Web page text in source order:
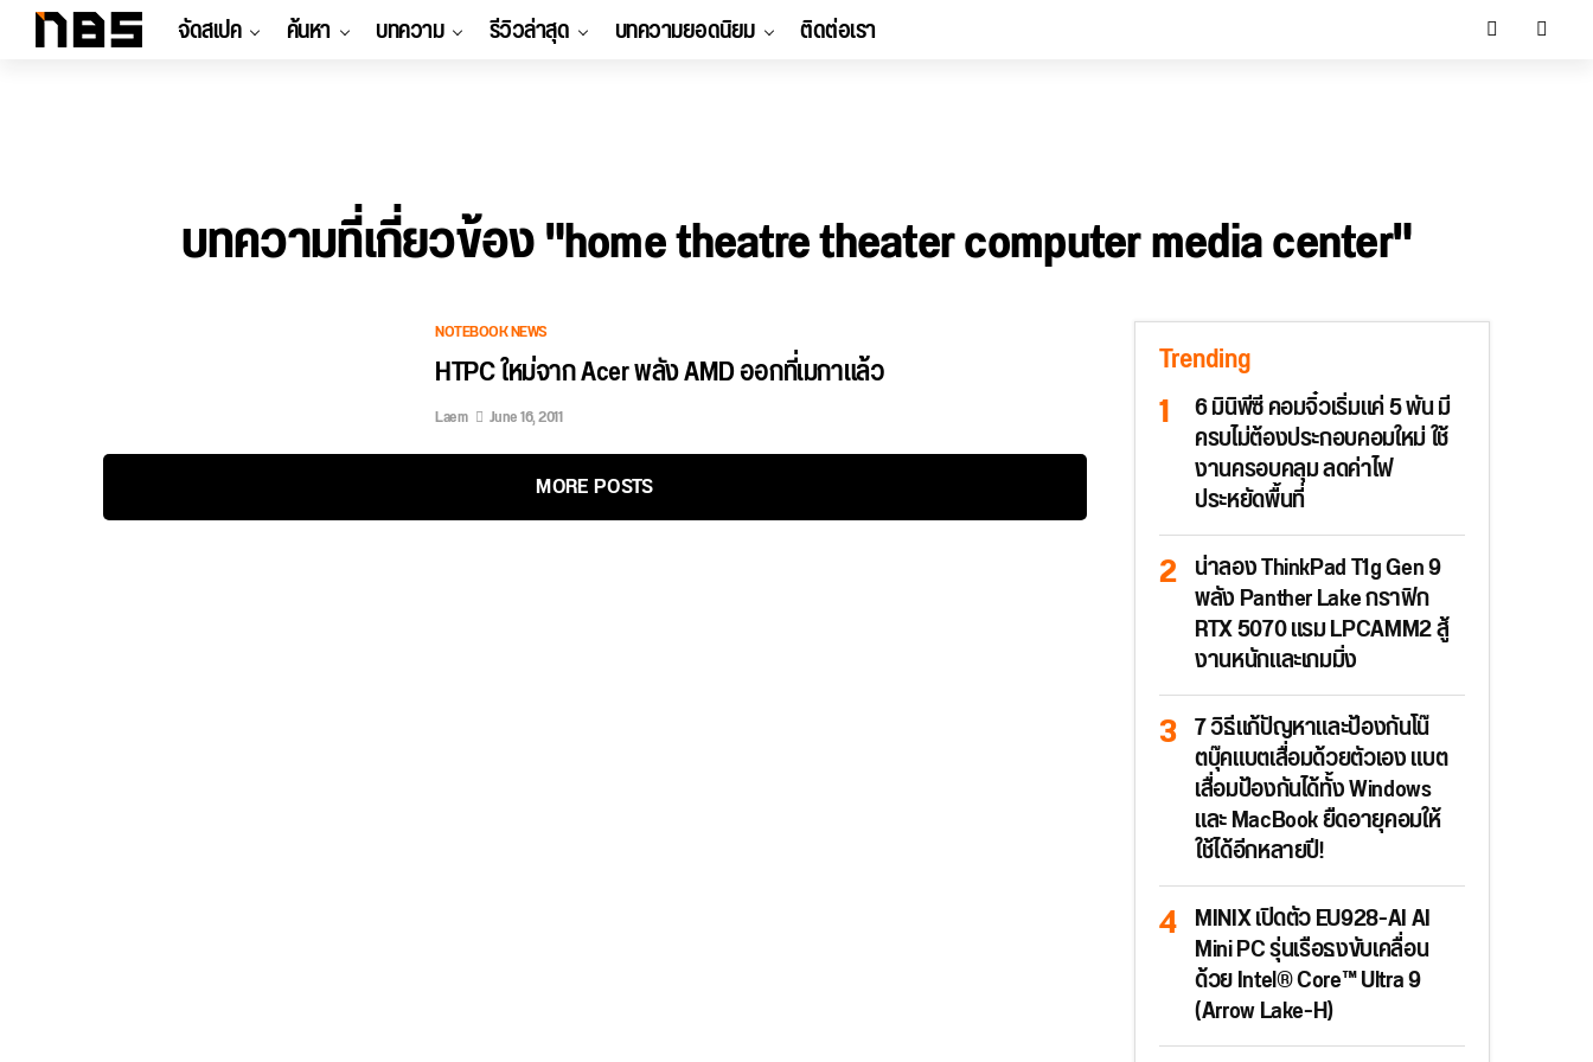
จัดสเปค ค้นหา บทความ รีวิวล่าสุด บทความยอดนิยม ติดต่อเรา
บทความที่เกี่ยวข้อง "home theatre theater computer media center"
NOTEBOOK NEWS
HTPC ใหม่จาก Acer พลัง AMD ออกที่เมกาแล้ว
Laem June 16, 2011
MORE POSTS
Trending
6 มินิพีซี คอมจิ๋วเริ่มแค่ 5 พัน มี
ครบไม่ต้องประกอบคอมใหม่ ใช้
งานครอบคลุม ลดค่าไฟ
ประหยัดพื้นที่
น่าลอง ThinkPad T1g Gen 9
พลัง Panther Lake กราฟิก
RTX 5070 แรม LPCAMM2 สู้
งานหนักและเกมมิ่ง
7 วิธีแก้ปัญหาและป้องกันโน๊
ตบุ๊คแบตเสื่อมด้วยตัวเอง แบต
เสื่อมป้องกันได้ทั้ง Windows
และ MacBook ยืดอายุคอมให้
ใช้ได้อีกหลายปี!
MINIX เปิดตัว EU928-AI AI
Mini PC รุ่นเรือธงขับเคลื่อน
ด้วย Intel® Core™ Ultra 9
(Arrow Lake-H)